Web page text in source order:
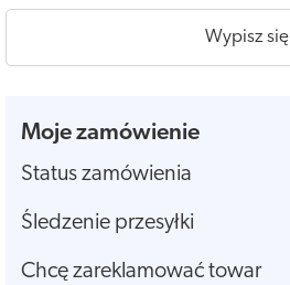
Wypisz się
Moje zamówienie
Status zamówienia
Śledzenie przesyłki
Chcę zareklamować towar